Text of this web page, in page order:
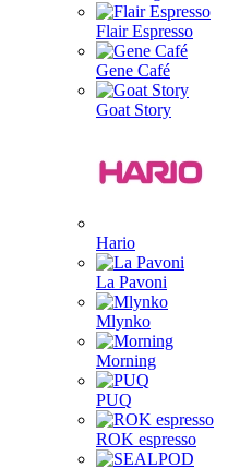
Flair Espresso
Gene Café
Goat Story
Hario
La Pavoni
Mlynko
Morning
PUQ
ROK espresso